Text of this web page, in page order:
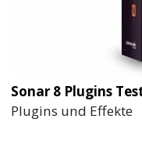
Sonar 8 Plugins
Plugins und Effekte